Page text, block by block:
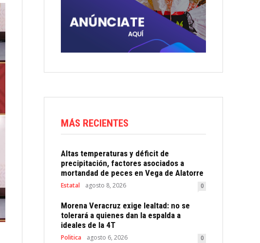
MÁS RECIENTES
Altas temperaturas y déficit de
precipitación, factores asociados a
mortandad de peces en Vega de Alatorre
Estatal agosto 8, 2026 0
Morena Veracruz exige lealtad: no se
tolerará a quienes dan la espalda a
ideales de la 4T
Politica agosto 6, 2026 0